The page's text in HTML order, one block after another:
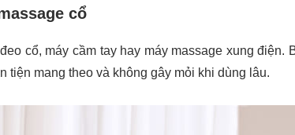
cổ
cổ, máy cầm tay hay máy massage xung điện.
tiện mang theo và không gây mỏi khi dùng lâu.